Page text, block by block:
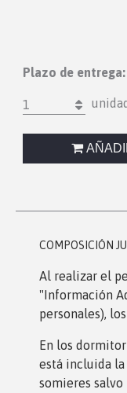
Plazo de entrega:
1
COMPOSICIÓN
Al realizar el
"Información
personales),
En los
está incluida
somieres